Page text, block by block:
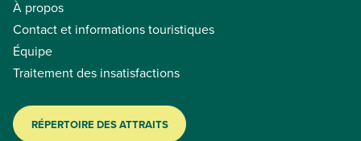
À propos
Contact et informations touristiques
Équipe
Traitement des insatisfactions
RÉPERTOIRE DES ATTRAITS